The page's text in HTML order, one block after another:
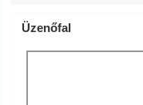
Üzenőfal